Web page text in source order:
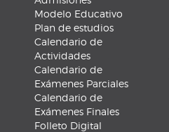
Modelo Educativo
Plan de estudios
Calendario de
Actividades
Calendario de
Exámenes Parciales
Calendario de
Exámenes Finales
Folleto Digital